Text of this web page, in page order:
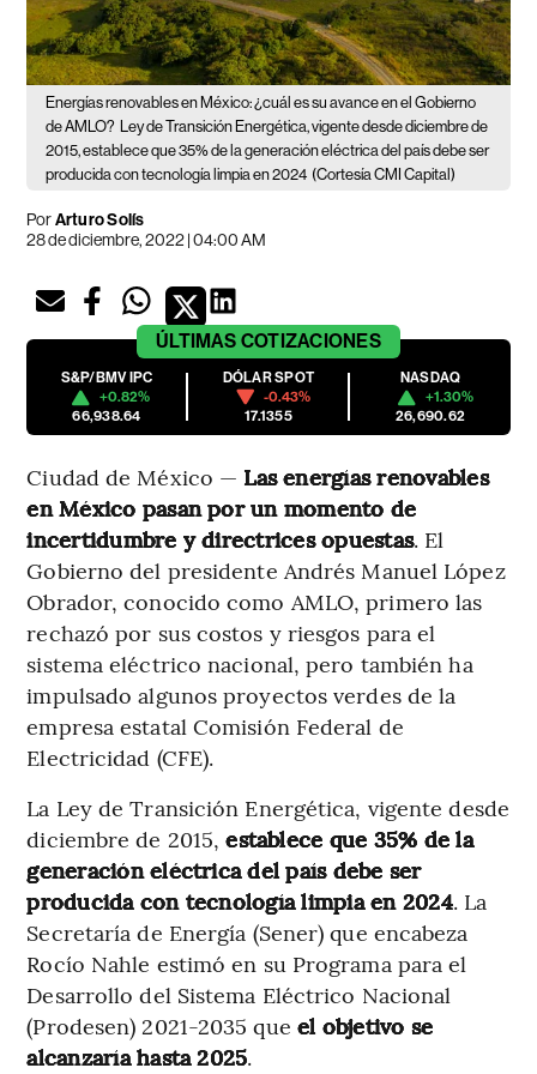
Energías renovables en México: ¿cuál es su avance en el Gobierno
de AMLO? Ley de Transición Energética, vigente desde diciembre de
2015, establece que 35% de la generación eléctrica del país debe ser
producida con tecnología limpia en 2024 (Cortesía CMI Capital)
PorArturo Solís
28 de diciembre, 2022 | 04:00 AM
ÚLTIMAS COTIZACIONES
S&P/BMV IPC
+0.82%
66,938.64
DÓLAR SPOT
-0.43%
17.1355
NASDAQ
+1.30%
26,690.62
Ciudad de México — Las energías renovables
en México pasan por un momento de
incertidumbre y directrices opuestas. El
Gobierno del presidente Andrés Manuel López
Obrador, conocido como AMLO, primero las
rechazó por sus costos y riesgos para el
sistema eléctrico nacional, pero también ha
impulsado algunos proyectos verdes de la
empresa estatal Comisión Federal de
Electricidad (CFE).
La Ley de Transición Energética, vigente desde
diciembre de 2015,establece que 35% de la
generación eléctrica del país debe ser
producida con tecnología limpia en 2024. La
Secretaría de Energía (Sener) que encabeza
Rocío Nahle estimó en su Programa para el
Desarrollo del Sistema Eléctrico Nacional
(Prodesen) 2021-2035 que el objetivo se
alcanzaría hasta 2025.